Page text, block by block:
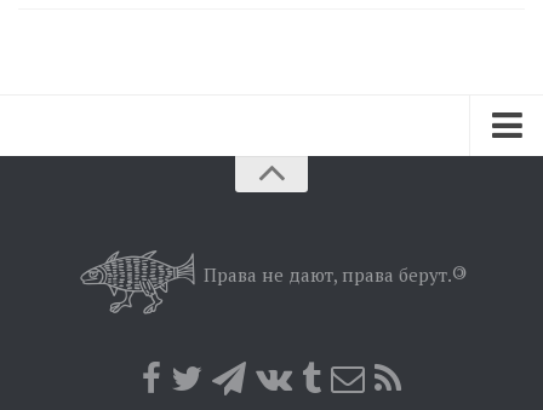
Позиція
Права не дают, права берут.©